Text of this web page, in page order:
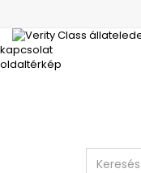
kapcsolat
oldaltérkép